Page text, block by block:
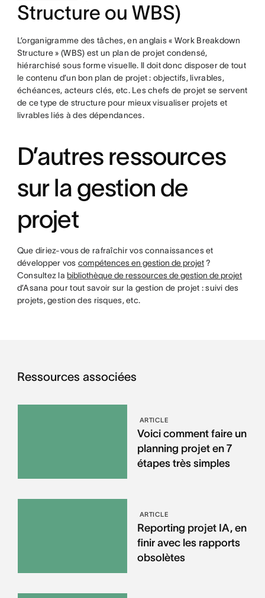
Structure ou WBS)
L’organigramme des tâches, en anglais « Work Breakdown
Structure » (WBS) est un plan de projet condensé,
hiérarchisé sous forme visuelle. Il doit donc disposer de tout
le contenu d’un bon plan de projet : objectifs, livrables,
échéances, acteurs clés, etc. Les chefs de projet se servent
de ce type de structure pour mieux visualiser projets et
livrables liés à des dépendances.
D’autres ressources
sur la gestion de
projet
Que diriez-vous de rafraîchir vos connaissances et
développer vos compétences en gestion de projet?
Consultez la bibliothèque de ressources de gestion de projet
d’Asana pour tout savoir sur la gestion de projet : suivi des
projets, gestion des risques, etc.
Ressources associées
ARTICLE
Voici comment faire un
planning projet en 7
étapes très simples
ARTICLE
Reporting projet IA, en
finir avec les rapports
obsolètes